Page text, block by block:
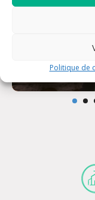
Politique de
Messe du